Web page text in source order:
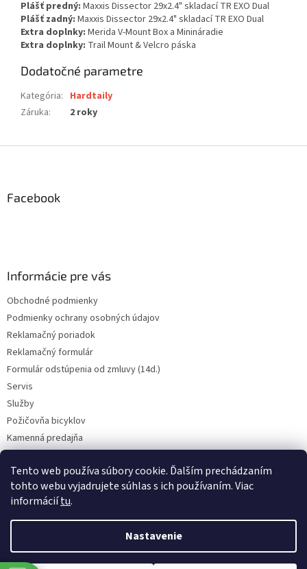
Tento web používa súbory cookie. Ďalším prechádzaním
tohto webu vyjadrujete súhlas s ich používaním. Viac
informáciítu.
Nastavenie
Skutočný farebný odtieň bicykla nemusí presne zodpovedať farebnému
podaniu obrázka na obrazovke. BICYKLE NA SERVIS PRIJÍMAME LEN NA
OBJEDNÁVKU A LEN ČISTÉ, V PRÍPADE POTREBY PROSÍM VOLAJTE NA
Plášť predný: Maxxis Dissector 29x2.4" skladací TR EXO Dual
Plášť zadný: Maxxis Dissector 29x2.4" skladací TR EXO Dual
Extra doplnky: Merida V-Mount Box a Minináradie
Extra doplnky: Trail Mount & Velcro páska
Dodatočné parametre
Kategória: Hardtaily
Záruka: 2 roky
Facebook
Informácie pre vás
Obchodné podmienky
Podmienky ochrany osobných údajov
Reklamačný poriadok
Reklamačný formulár
Formulár odstúpenia od zmluvy (14d.)
Servis
Služby
Požičovňa bicyklov
Kamenná predajňa